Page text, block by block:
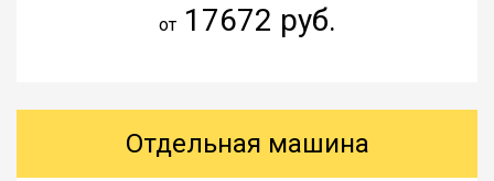
от17672 руб.
Отдельная машина